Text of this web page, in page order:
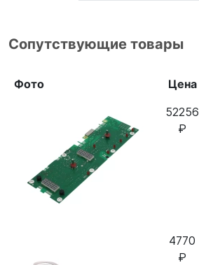
Сопутствующие товары
Фото Цена
52256
₽
4770
₽